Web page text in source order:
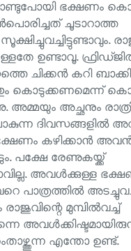
ഭക്ഷണം
ചൂടാറാത്ത
ഉണ്ടാവൂ.
ചിക്കൻ കറി
കൊടുക്കണമെന്ന്
അമ്മയും അച്ഛനും
ദിവസങ്ങളിൽ
ഭക്ഷണം കഴിക്കാൻ
പക്ഷേ രേണുകയ്ക്ക്
അവൾക്കുള്ള
പാത്രത്തിൽ
മുമ്പിൽവച്ച്
എന്തോ ഉണ്ട്.